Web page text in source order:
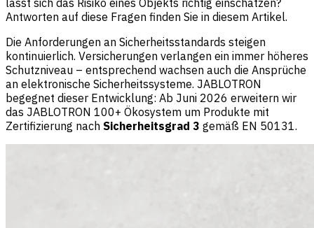
lässt sich das Risiko eines Objekts richtig einschätzen?
Antworten auf diese Fragen finden Sie in diesem Artikel.
Die Anforderungen an Sicherheitsstandards steigen
kontinuierlich. Versicherungen verlangen ein immer höheres
Schutzniveau – entsprechend wachsen auch die Ansprüche
an elektronische Sicherheitssysteme. JABLOTRON
begegnet dieser Entwicklung: Ab Juni 2026 erweitern wir
das JABLOTRON 100+ Ökosystem um Produkte mit
Zertifizierung nach Sicherheitsgrad 3 gemäß EN 50131.